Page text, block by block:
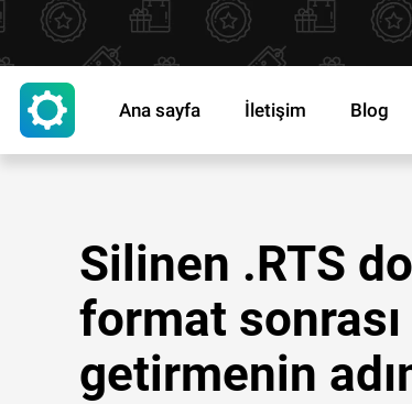
Ana sayfa İletişim Blog
Silinen .RTS
format
getirmenin